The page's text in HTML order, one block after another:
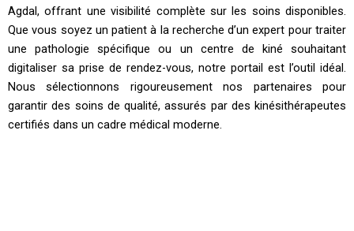
Agdal, offrant une visibilité complète sur les soins disponibles.
Que vous soyez un patient à la recherche d’un expert pour traiter
une pathologie spécifique ou un centre de kiné souhaitant
digitaliser sa prise de rendez-vous, notre portail est l’outil idéal.
Nous sélectionnons rigoureusement nos partenaires pour
garantir des soins de qualité, assurés par des kinésithérapeutes
certifiés dans un cadre médical moderne.